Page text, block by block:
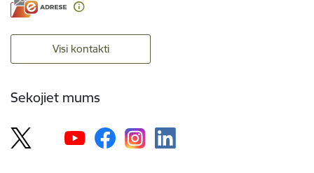
Visi kontakti
Sekojiet mums